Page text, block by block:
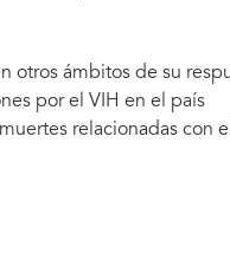
otros ámbitos de su
por el VIH en el país
relacionadas con